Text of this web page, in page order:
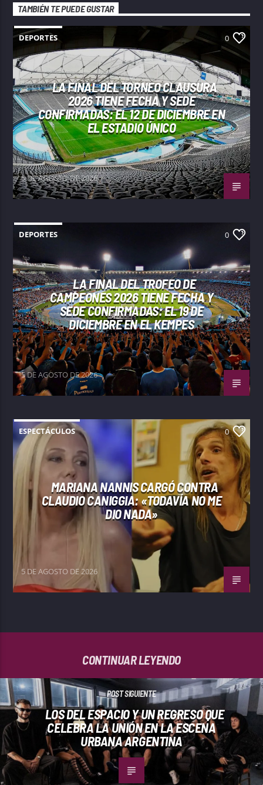
TAMBIÉN TE PUEDE GUSTAR
DEPORTES 0
LA FINAL DEL TORNEO CLAUSURA
2026 TIENE FECHA Y SEDE
CONFIRMADAS: EL 12 DE DICIEMBRE EN
EL ESTADIO ÚNICO
5 DE AGOSTO DE 2026
DEPORTES 0
LA FINAL DEL TROFEO DE
CAMPEONES 2026 TIENE FECHA Y
SEDE CONFIRMADAS: EL 19 DE
DICIEMBRE EN EL KEMPES
5 DE AGOSTO DE 2026
ESPECTÁCULOS 0
MARIANA NANNIS CARGÓ CONTRA
CLAUDIO CANIGGIA: «TODAVÍA NO ME
DIO NADA»
5 DE AGOSTO DE 2026
CONTINUAR LEYENDO
POST SIGUIENTE
LOS DEL ESPACIO Y UN REGRESO QUE
CELEBRA LA UNIÓN EN LA ESCENA
URBANA ARGENTINA